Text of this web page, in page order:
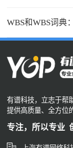
WBS和WBS词典
有谱科技，立志于帮
提供高质量、全方位
专注，所以专业